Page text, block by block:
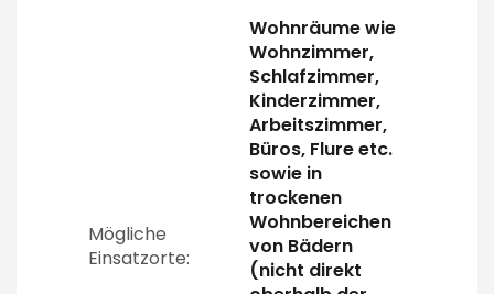
Mögliche
Einsatzorte:
Wohnräume wie
Wohnzimmer,
Schlafzimmer,
Kinderzimmer,
Arbeitszimmer,
Büros, Flure etc.
sowie in
trockenen
Wohnbereichen
von Bädern
(nicht direkt